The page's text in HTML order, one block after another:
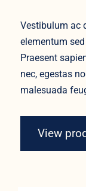
Vestibulum ac
elementum
Praesent
nec, egestas
malesuada
View